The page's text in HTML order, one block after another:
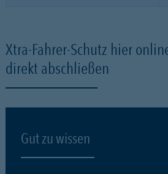
Xtra-Fahrer-Schutz hier
direkt abschließen
Gut zu wissen